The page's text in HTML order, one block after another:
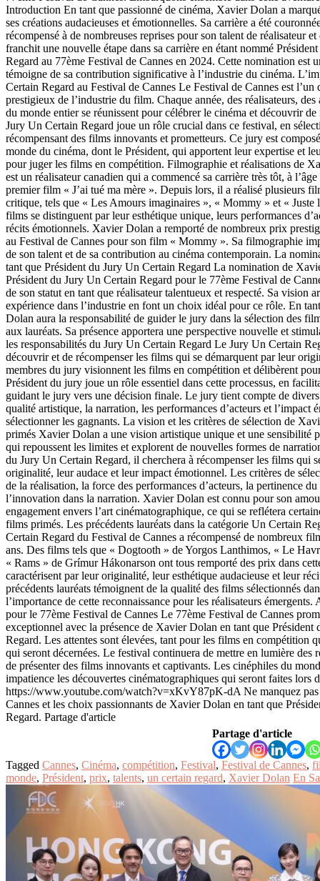
Introduction En tant que passionné de cinéma, Xavier Dolan a
ses créations audacieuses et émotionnelles. Sa carrière a été
récompensé à de nombreuses reprises pour son talent de réalisateur
franchit une nouvelle étape dans sa carrière en étant nommé
Regard au 77ème Festival de Cannes en 2024. Cette nomination est
témoigne de sa contribution significative à l’industrie du cinéma.
Certain Regard au Festival de Cannes Le Festival de Cannes est l’un
prestigieux de l’industrie du film. Chaque année, des réalisateurs, des
du monde entier se réunissent pour célébrer le cinéma et découvrir
Jury Un Certain Regard joue un rôle crucial dans ce festival, en
récompensant des films innovants et prometteurs. Ce jury est
monde du cinéma, dont le Président, qui apportent leur expertise et
pour juger les films en compétition. Filmographie et réalisations de
est un réalisateur canadien qui a commencé sa carrière très tôt, à
premier film « J’ai tué ma mère ». Depuis lors, il a réalisé plusieurs
critique, tels que « Les Amours imaginaires », « Mommy » et « Juste
films se distinguent par leur esthétique unique, leurs performances
récits émotionnels. Xavier Dolan a remporté de nombreux prix
au Festival de Cannes pour son film « Mommy ». Sa filmographie
de son talent et de sa contribution au cinéma contemporain. La
tant que Président du Jury Un Certain Regard La nomination de
Président du Jury Un Certain Regard pour le 77ème Festival de
de son statut en tant que réalisateur talentueux et respecté. Sa vision
expérience dans l’industrie en font un choix idéal pour ce rôle. En
Dolan aura la responsabilité de guider le jury dans la sélection des
aux lauréats. Sa présence apportera une perspective nouvelle et
les responsabilités du Jury Un Certain Regard Le Jury Un Certain
découvrir et de récompenser les films qui se démarquent par leur
membres du jury visionnent les films en compétition et délibèrent
Président du jury joue un rôle essentiel dans cette processus, en
guidant le jury vers une décision finale. Le jury tient compte de
qualité artistique, la narration, les performances d’acteurs et l’impact
sélectionner les gagnants. La vision et les critères de sélection de
primés Xavier Dolan a une vision artistique unique et une sensibilité
qui repoussent les limites et explorent de nouvelles formes de
du Jury Un Certain Regard, il cherchera à récompenser les films qui
originalité, leur audace et leur impact émotionnel. Les critères de
de la réalisation, la force des performances d’acteurs, la pertinence
l’innovation dans la narration. Xavier Dolan est connu pour son
engagement envers l’art cinématographique, ce qui se reflétera
films primés. Les précédents lauréats dans la catégorie Un Certain
Certain Regard du Festival de Cannes a récompensé de nombreux
ans. Des films tels que « Dogtooth » de Yorgos Lanthimos, « Le
« Rams » de Grímur Hákonarson ont tous remporté des prix dans
caractérisent par leur originalité, leur esthétique audacieuse et leur
précédents lauréats témoignent de la qualité des films sélectionnés
l’importance de cette reconnaissance pour les réalisateurs émergents.
pour le 77ème Festival de Cannes Le 77ème Festival de Cannes
exceptionnel avec la présence de Xavier Dolan en tant que Président
Regard. Les attentes sont élevées, tant pour les films en compétition
qui seront décernées. Le festival continuera de mettre en lumière des
de présenter des films innovants et captivants. Les cinéphiles du
impatience les découvertes cinématographiques qui seront faites lors
https://www.youtube.com/watch?v=xKvY87pK-dA Ne manquez pas
Cannes et les choix passionnants de Xavier Dolan en tant que
Regard. Partage d'article
Partage d'article
Tagged Cannes, Cinéma, compétition, Festival, Festival de Cannes,
monde, Président, prix, talents, un certain regard, Xavier Dolan En